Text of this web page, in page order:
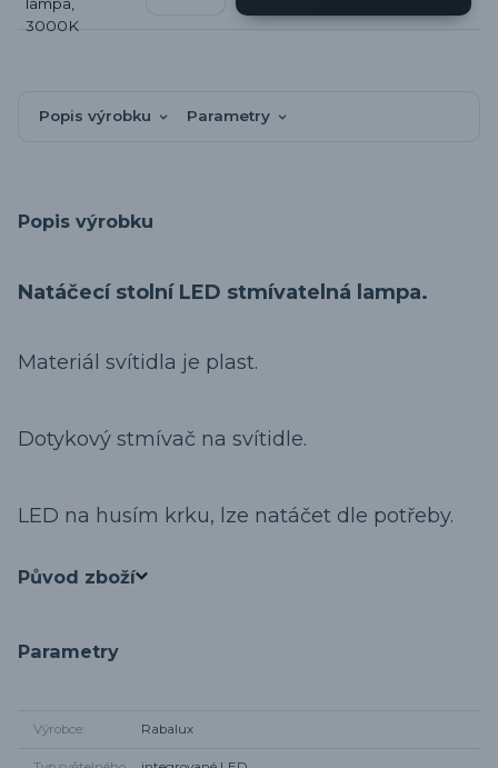
Popis výrobku Parametry
Popis výrobku
Natáčecí stolní LED stmívatelná lampa.
Materiál svítidla je plast.
Dotykový stmívač na svítidle.
LED na husím krku, lze natáčet dle potřeby.
Původ zboží
Parametry
Výrobce Rabalux